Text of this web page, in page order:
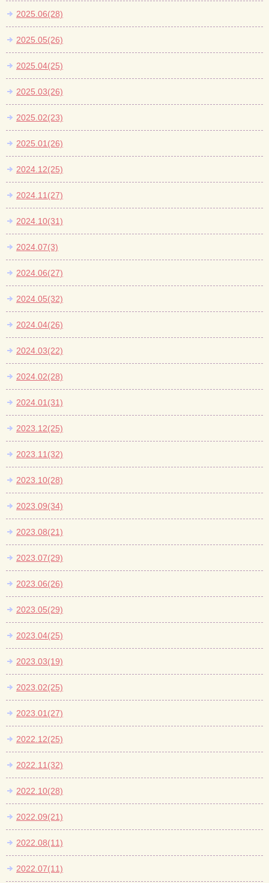
2025.06(28)
2025.05(26)
2025.04(25)
2025.03(26)
2025.02(23)
2025.01(26)
2024.12(25)
2024.11(27)
2024.10(31)
2024.07(3)
2024.06(27)
2024.05(32)
2024.04(26)
2024.03(22)
2024.02(28)
2024.01(31)
2023.12(25)
2023.11(32)
2023.10(28)
2023.09(34)
2023.08(21)
2023.07(29)
2023.06(26)
2023.05(29)
2023.04(25)
2023.03(19)
2023.02(25)
2023.01(27)
2022.12(25)
2022.11(32)
2022.10(28)
2022.09(21)
2022.08(11)
2022.07(11)